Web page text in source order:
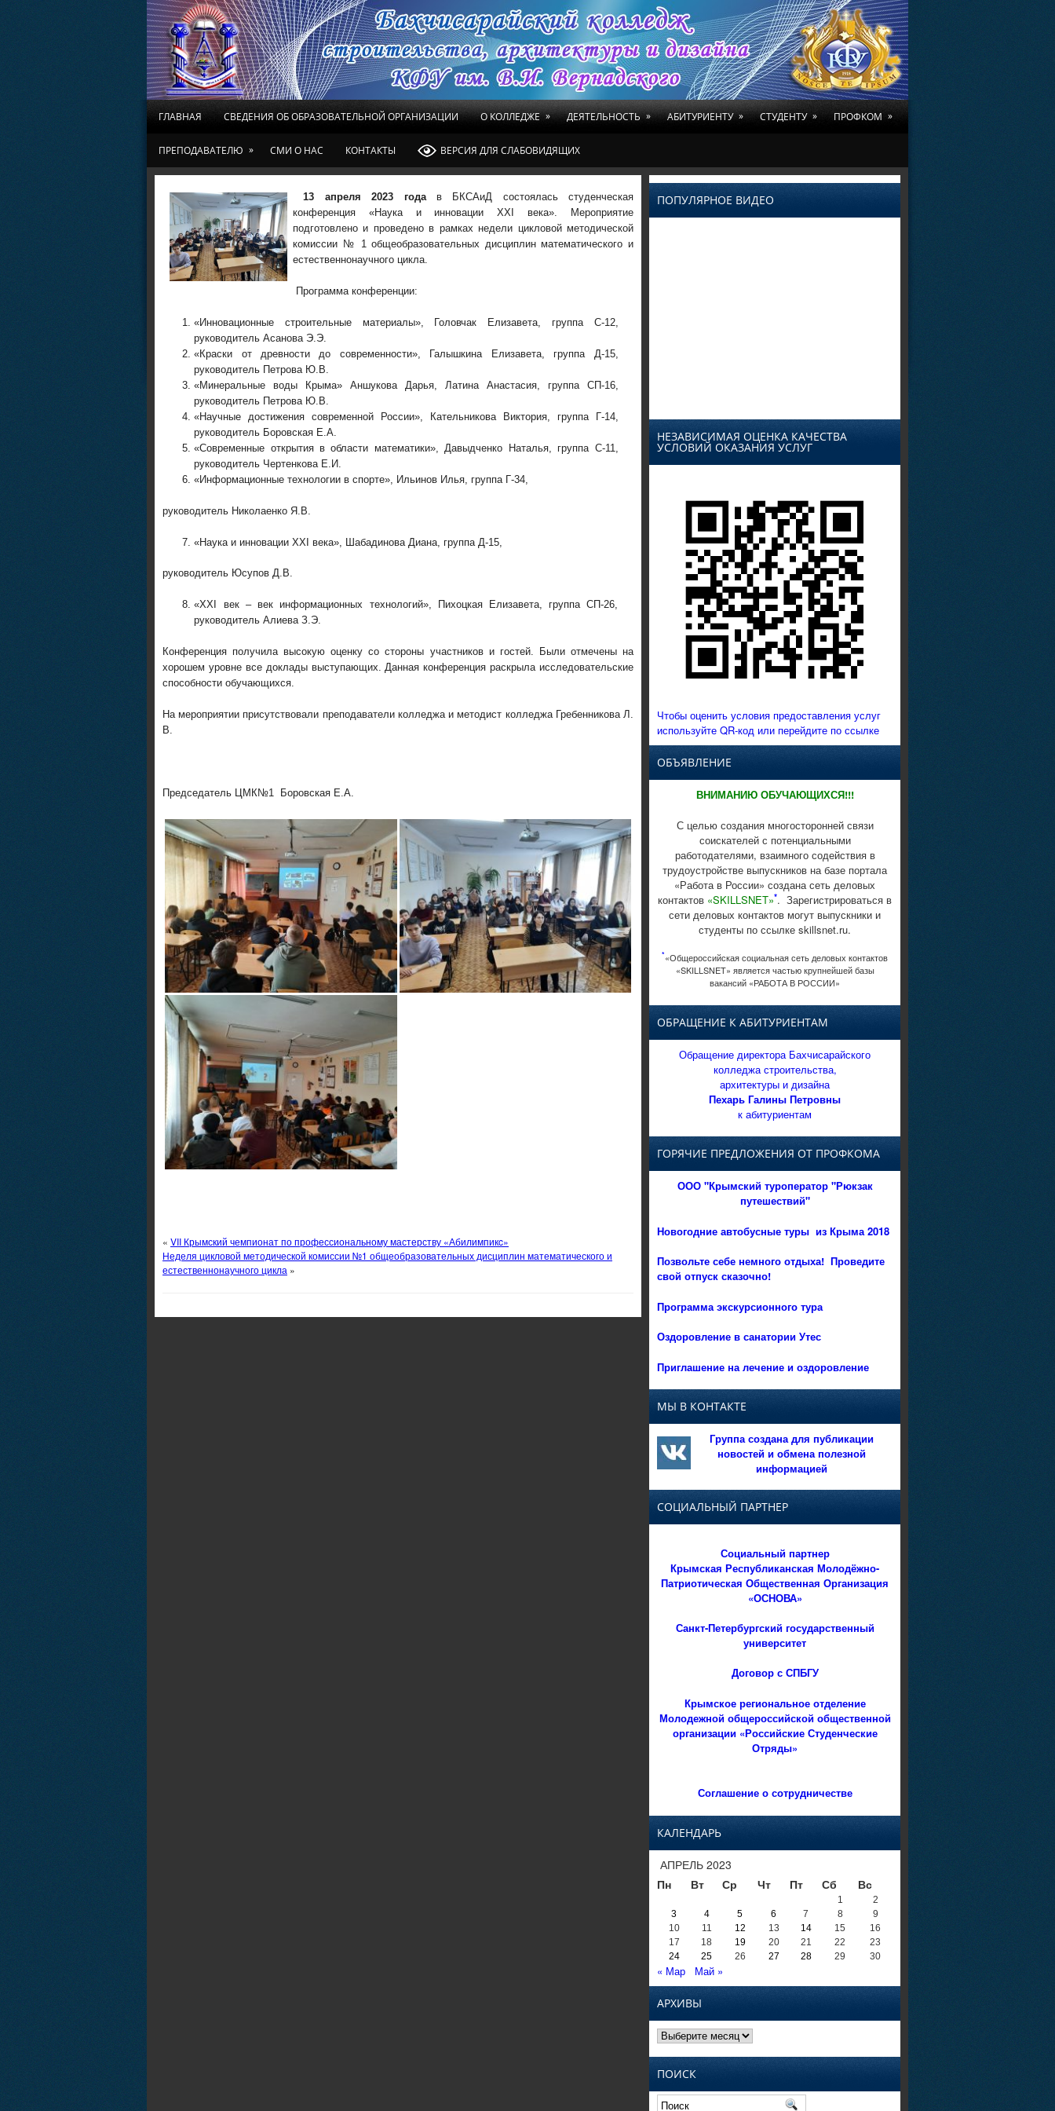
ГЛАВНАЯ СВЕДЕНИЯ ОБ ОБРАЗОВАТЕЛЬНОЙ ОРГАНИЗАЦИИ О КОЛЛЕДЖЕ » ДЕЯТЕЛЬНОСТЬ » АБИТУРИЕНТУ » СТУДЕНТУ » ПРОФКОМ »
ПРЕПОДАВАТЕЛЮ » СМИ О НАС КОНТАКТЫ ВЕРСИЯ ДЛЯ СЛАБОВИДЯЩИХ
13 апреля 2023 года в БКСАиД состоялась студенческая
конференция «Наука и инновации XXI века». Мероприятие
подготовлено и проведено в рамках недели цикловой методической
комиссии № 1 общеобразовательных дисциплин математического и
естественнонаучного цикла.
Программа конференции:
«Инновационные строительные материалы», Головчак Елизавета, группа С-12,
руководитель Асанова Э.Э.
«Краски от древности до современности», Галышкина Елизавета, группа Д-15,
руководитель Петрова Ю.В.
«Минеральные воды Крыма» Аншукова Дарья, Латина Анастасия, группа СП-16,
руководитель Петрова Ю.В.
«Научные достижения современной России», Кательникова Виктория, группа Г-14,
руководитель Боровская Е.А.
«Современные открытия в области математики», Давыдченко Наталья, группа С-11,
руководитель Чертенкова Е.И.
«Информационные технологии в спорте», Ильинов Илья, группа Г-34,
руководитель Николаенко Я.В.
«Наука и инновации XXI века», Шабадинова Диана, группа Д-15,
руководитель Юсупов Д.В.
«XXI век – век информационных технологий», Пихоцкая Елизавета, группа СП-26,
руководитель Алиева З.Э.
Конференция получила высокую оценку со стороны участников и гостей. Были отмечены на
хорошем уровне все доклады выступающих. Данная конференция раскрыла исследовательские
способности обучающихся.
На мероприятии присутствовали преподаватели колледжа и методист колледжа Гребенникова Л.
В.
Председатель ЦМК№1 Боровская Е.А.
« VII Крымский чемпионат по профессиональному мастерству «Абилимпикc»
Неделя цикловой методической комиссии №1 общеобразовательных дисциплин математического и
естественнонаучного цикла »
ПОПУЛЯРНОЕ ВИДЕО
НЕЗАВИСИМАЯ ОЦЕНКА КАЧЕСТВА
УСЛОВИЙ ОКАЗАНИЯ УСЛУГ
Чтобы оценить условия предоставления услуг
используйте QR-код или перейдите по ссылке
ОБЪЯВЛЕНИЕ
ВНИМАНИЮ ОБУЧАЮЩИХСЯ!!!
С целью создания многосторонней связи
соискателей с потенциальными
работодателями, взаимного содействия в
трудоустройстве выпускников на базе портала
«Работа в России» создана сеть деловых
контактов «SKILLSNET»*. Зарегистрироваться в
сети деловых контактов могут выпускники и
студенты по ссылке skillsnet.ru.
*«Общероссийская социальная сеть деловых контактов
«SKILLSNET» является частью крупнейшей базы
вакансий «РАБОТА В РОССИИ»
ОБРАЩЕНИЕ К АБИТУРИЕНТАМ
Обращение директора Бахчисарайского
колледжа строительства,
архитектуры и дизайна
Пехарь Галины Петровны
к абитуриентам
ГОРЯЧИЕ ПРЕДЛОЖЕНИЯ ОТ ПРОФКОМА
ООО "Крымский туроператор "Рюкзак
путешествий"
Новогодние автобусные туры из Крыма 2018
Позвольте себе немного отдыха! Проведите
свой отпуск сказочно!
Программа экскурсионного тура
Оздоровление в санатории Утес
Приглашение на лечение и оздоровление
МЫ В КОНТАКТЕ
Группа создана для публикации
новостей и обмена полезной
информацией
СОЦИАЛЬНЫЙ ПАРТНЕР
Социальный партнер
Крымская Республиканская Молодёжно-
Патриотическая Общественная Организация
«ОСНОВА»
Санкт-Петербургский государственный
университет
Договор с СПБГУ
Крымское региональное отделение
Молодежной общероссийской общественной
организации «Российские Студенческие
Отряды»
Соглашение о сотрудничестве
КАЛЕНДАРЬ
АПРЕЛЬ 2023
Пн
Вт Ср Чт Пт Сб Вс
1
2
3
4 5 6 7 8
9
10
11 12 13 14 15
16
17
18 19 20 21 22
23
24
25 26 27 28 29 30
« Мар Май »
АРХИВЫ
Архивы
ПОИСК